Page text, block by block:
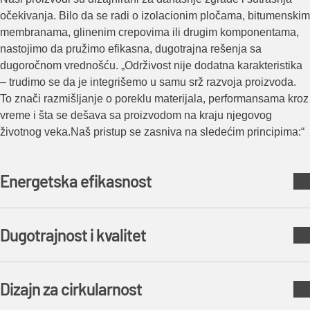
očekivanja. Bilo da se radi o izolacionim pločama, bitumenskim
membranama, glinenim crepovima ili drugim komponentama,
nastojimo da pružimo efikasna, dugotrajna rešenja sa
dugoročnom vrednošću. „Održivost nije dodatna karakteristika
– trudimo se da je integrišemo u samu srž razvoja proizvoda.
To znači razmišljanje o poreklu materijala, performansama kroz
vreme i šta se dešava sa proizvodom na kraju njegovog
životnog veka.Naš pristup se zasniva na sledećim principima:“
Energetska efikasnost
zgrada, podržavajući klimatske ciljeve, usklađenost sa
propisima i uštede na duže staze.
Dugotrajnost i kvalitet
Dug vek trajanja igra ključnu ulogu u smanjenju uticaja na
životnu sredinu tokom životnog ciklusa proizvoda.
Dizajn za cirkularnost